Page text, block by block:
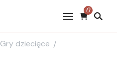
0
Gry dziecięce /